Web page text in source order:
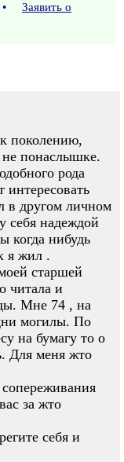
•
Заявить о
поколению,
понаслышке.
рода
интересовать
в другом личном
себя надеждой
когда нибудь
я жил .
старшей
читала и
Мне 74 , на
могилы. По
на бумагу то о
Для меня жто
за жто
себя и